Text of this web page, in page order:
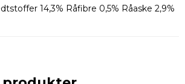
14,3% Råfibre 0,5% Råaske 2,9%